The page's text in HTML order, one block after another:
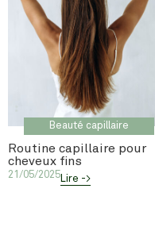
Beauté capillaire
Routine capillaire pour
cheveux fins
21/05/2025Lire ->